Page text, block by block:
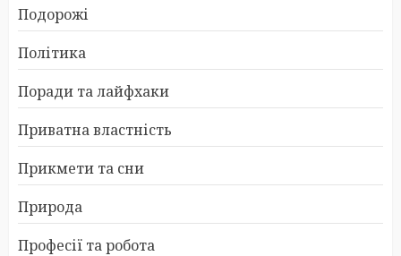
Подорожі
Політика
Поради та лайфхаки
Приватна властність
Прикмети та сни
Природа
Професії та робота